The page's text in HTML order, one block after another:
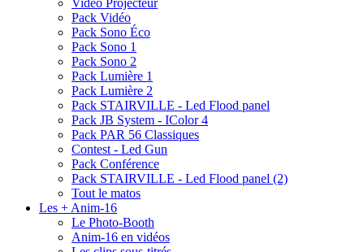
Pack Vidéo
Pack Sono Éco
Pack Sono 1
Pack Sono 2
Pack Lumière 1
Pack Lumière 2
Pack STAIRVILLE - Led Flood panel
Pack JB System - IColor 4
Pack PAR 56 Classiques
Contest - Led Gun
Pack Conférence
Pack STAIRVILLE - Led Flood panel (2)
Tout le matos
Les + Anim-16
Le Photo-Booth
Anim-16 en vidéos